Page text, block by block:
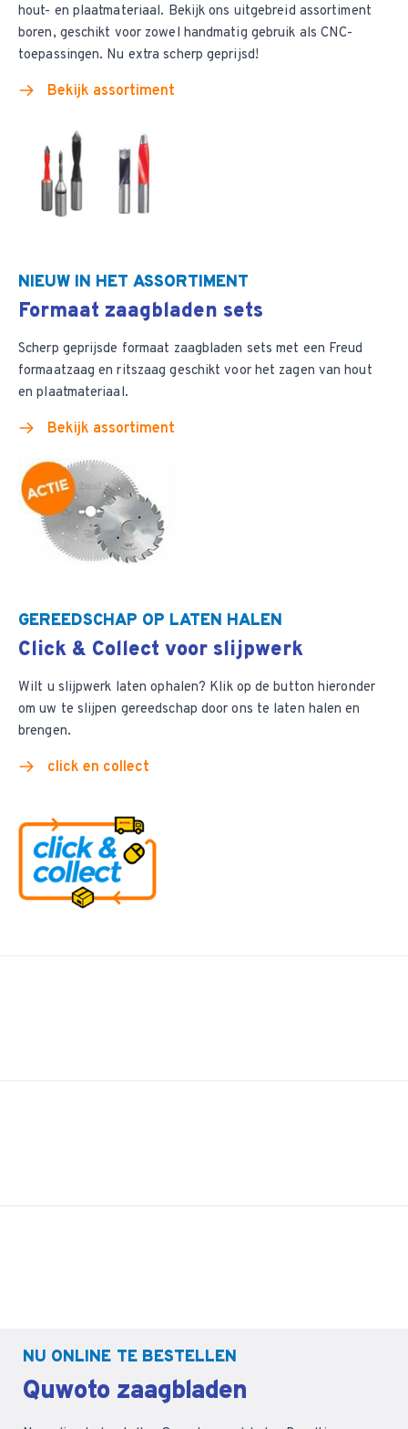
hout- en plaatmateriaal. Bekijk ons uitgebreid assortiment
boren, geschikt voor zowel handmatig gebruik als CNC-
toepassingen. Nu extra scherp geprijsd!
Bekijk assortiment
NIEUW IN HET ASSORTIMENT
Formaat zaagbladen sets
Scherp geprijsde formaat zaagbladen sets met een Freud
formaatzaag en ritszaag geschikt voor het zagen van hout
en plaatmateriaal.
Bekijk assortiment
GEREEDSCHAP OP LATEN HALEN
Click & Collect voor slijpwerk
Wilt u slijpwerk laten ophalen? Klik op de button hieronder
om uw te slijpen gereedschap door ons te laten halen en
brengen.
click en collect
NU ONLINE TE BESTELLEN
Quwoto zaagbladen